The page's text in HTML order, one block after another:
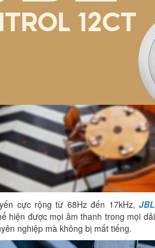
cực rộng từ 68Hz đến 17kHz, JBL
hiện được mọi âm thanh trong mọi dải
nghiệp mà không bị mất tiếng.